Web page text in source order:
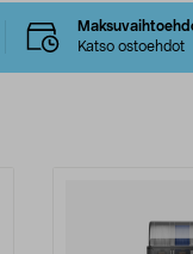
Katso ostoehdot